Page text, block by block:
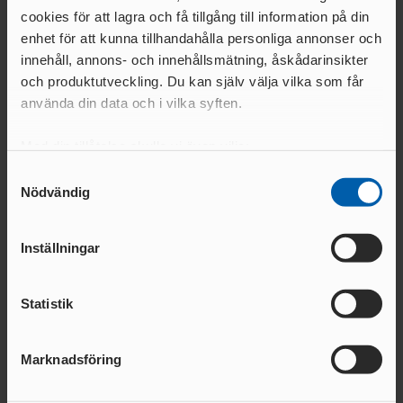
cookies för att lagra och få tillgång till information på din
enhet för att kunna tillhandahålla personliga annonser och
innehåll, annons- och innehållsmätning, åskådarinsikter
och produktutveckling. Du kan själv välja vilka som får
använda din data och i vilka syften.
som kan ha en noggrannhet på upp till flera meter
Ta reda på mer om hur dina personliga uppgifter
Du kan ändra eller dra tillbaka ditt samtycke när som
Vi använder enhetsidentifierare för att anpassa innehållet
Nödvändig
Inställningar
Statistik
Marknadsföring